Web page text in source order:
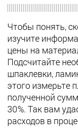
Чтобы понять,
изучите
цены на
Подсчитайте
шпаклевки,
этого измерьте
полученной
30%. Так вам
расходов в